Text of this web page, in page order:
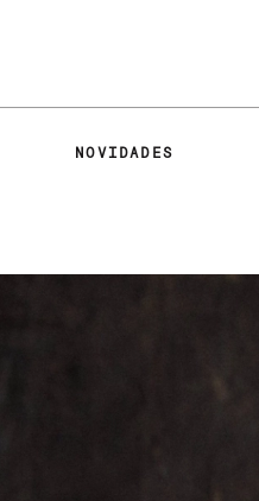
NOVIDADES